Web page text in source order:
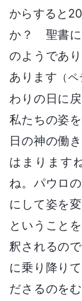
からすると
か？ 聖書に
のようであ
あります （
わりの日に
私たちの姿
日の神の働
はまります
ね。パウロ
にして姿を
ということ
釈されるの
に乗り降り
ださるのを